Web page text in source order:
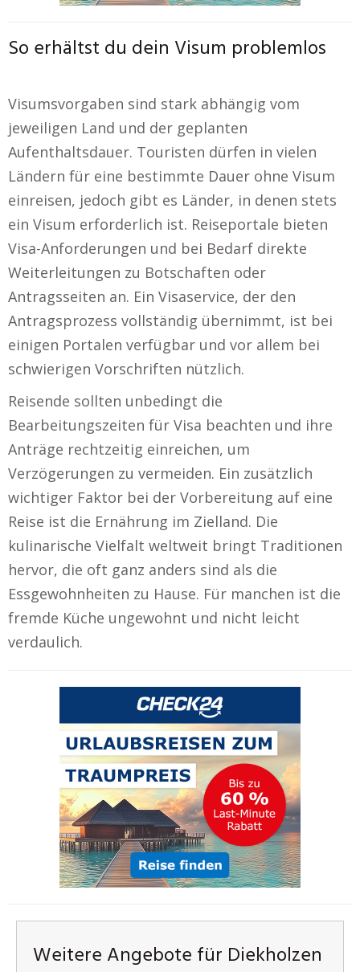
So erhältst du dein Visum problemlos
Visumsvorgaben sind stark abhängig vom
jeweiligen Land und der geplanten
Aufenthaltsdauer. Touristen dürfen in vielen
Ländern für eine bestimmte Dauer ohne Visum
einreisen, jedoch gibt es Länder, in denen stets
ein Visum erforderlich ist. Reiseportale bieten
Visa-Anforderungen und bei Bedarf direkte
Weiterleitungen zu Botschaften oder
Antragsseiten an. Ein Visaservice, der den
Antragsprozess vollständig übernimmt, ist bei
einigen Portalen verfügbar und vor allem bei
schwierigen Vorschriften nützlich.
Reisende sollten unbedingt die
Bearbeitungszeiten für Visa beachten und ihre
Anträge rechtzeitig einreichen, um
Verzögerungen zu vermeiden. Ein zusätzlich
wichtiger Faktor bei der Vorbereitung auf eine
Reise ist die Ernährung im Zielland. Die
kulinarische Vielfalt weltweit bringt Traditionen
hervor, die oft ganz anders sind als die
Essgewohnheiten zu Hause. Für manchen ist die
fremde Küche ungewohnt und nicht leicht
verdaulich.
Weitere Angebote für Diekholzen